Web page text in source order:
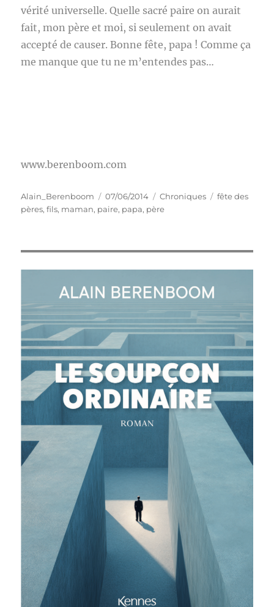
vérité universelle. Quelle sacré paire on aurait
fait, mon père et moi, si seulement on avait
accepté de causer. Bonne fête, papa ! Comme ça
me manque que tu ne m’entendes pas…
www.berenboom.com
Auteur
Alain_Berenboom
Publié
le
07/06/2014 Catégories
Chroniques Étiquettes
fête des
pères,fils, maman, paire, papa, père